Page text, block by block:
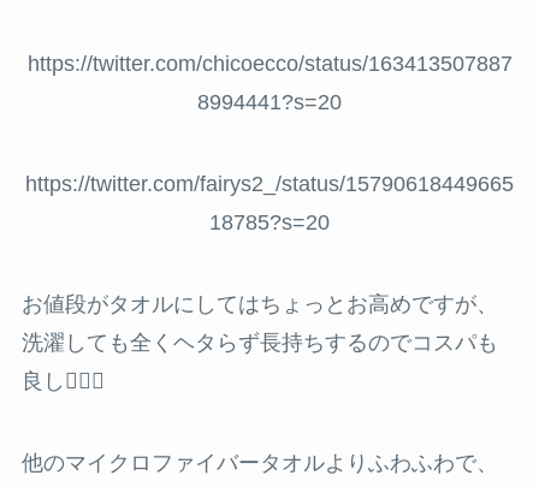
https://twitter.com/chicoecco/status/163413507887
8994441?s=20
https://twitter.com/fairys2_/status/15790618449665
18785?s=20
お値段がタオルにしてはちょっとお高めですが、
洗濯しても全くヘタらず長持ちするのでコスパも
良し🙆🏻‍♀️
他のマイクロファイバータオルよりふわふわで、